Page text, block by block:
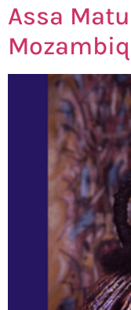
Assa